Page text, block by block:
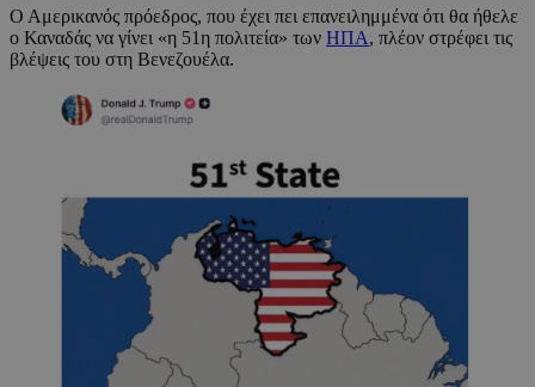
Ο Αμερικανός πρόεδρος, που έχει πει επανειλημμένα ότι θα ήθελε
ο Καναδάς να γίνει «η 51η πολιτεία» των ΗΠΑ, πλέον στρέφει τις
βλέψεις του στη Βενεζουέλα.